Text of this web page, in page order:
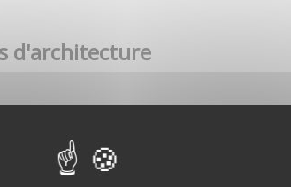
d'architecture